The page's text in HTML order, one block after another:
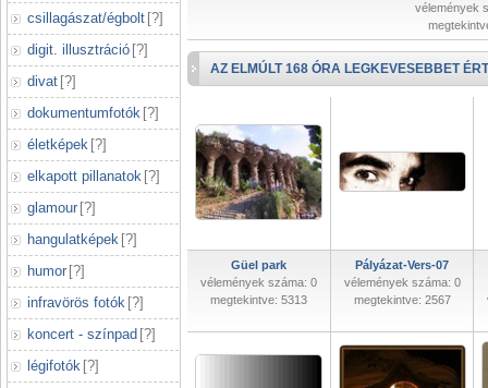
csillagászat/égbolt [?]
digit. illusztráció [?]
divat [?]
dokumentumfotók [?]
életképek [?]
elkapott pillanatok [?]
glamour [?]
hangulatképek [?]
humor [?]
infravörös fotók [?]
koncert - színpad [?]
légifotók [?]
vélemények
AZ ELMÚLT 168 ÓRA LEGKEVESEBBET
Güel park
vélemények száma: 0
megtekintve: 5313
Pályázat-Vers-07
vélemények száma: 0
megtekintve: 2567